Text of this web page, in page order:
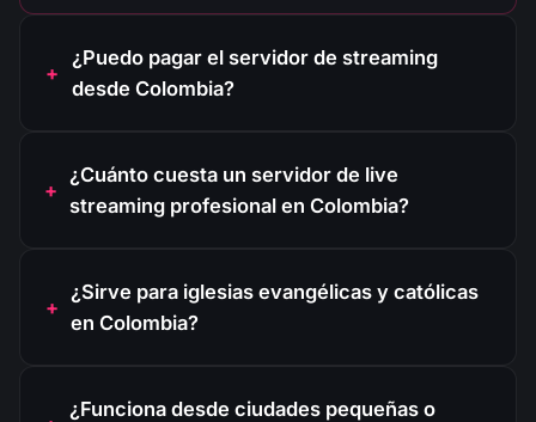
¿Puedo pagar el servidor de streaming
desde Colombia?
¿Cuánto cuesta un servidor de live
streaming profesional en Colombia?
¿Sirve para iglesias evangélicas y católicas
en Colombia?
¿Funciona desde ciudades pequeñas o